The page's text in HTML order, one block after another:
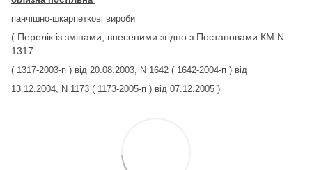
панчішно-шкарпеткові вироби
( Перелік із змінами, внесеними згідно з Постановами КМ N
1317
( 1317-2003-п ) від 20.08.2003, N 1642 ( 1642-2004-п ) від
13.12.2004, N 1173 ( 1173-2005-п ) від 07.12.2005 )